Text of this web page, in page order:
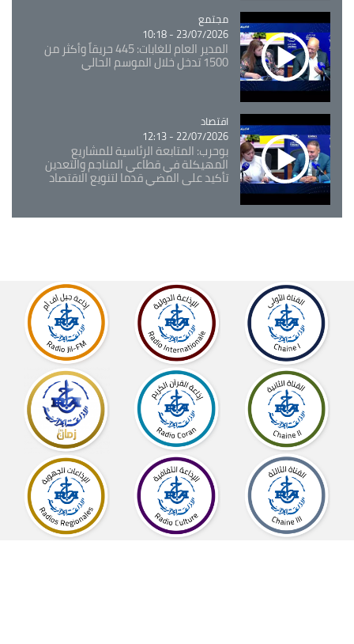
Catégorie
مجتمع
23/07/2026 - 10:18
المدير العام للغابات: 445 حريقاً وأكثر من
1500 تدخل خلال الموسم الحالي
Catégorie
اقتصاد
22/07/2026 - 12:13
بوحرب: المتابعة الرئاسية للمشاريع
المهيكلة في قطاعي المناجم والتعدين
تأكيد على المضي قدما لتنويع الاقتصاد